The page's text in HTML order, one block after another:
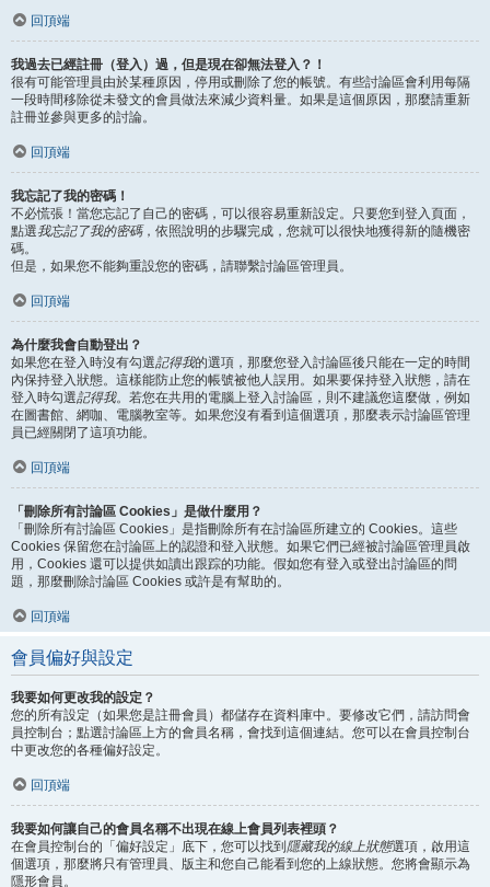
回頂端
我過去已經註冊（登入）過，但是現在卻無法登入？！
很有可能管理員由於某種原因，停用或刪除了您的帳號。有些討論區會利用每隔
一段時間移除從未發文的會員做法來減少資料量。如果是這個原因，那麼請重新
註冊並參與更多的討論。
回頂端
我忘記了我的密碼！
不必慌張！當您忘記了自己的密碼，可以很容易重新設定。只要您到登入頁面，
點選我忘記了我的密碼，依照說明的步驟完成，您就可以很快地獲得新的隨機密
碼。
但是，如果您不能夠重設您的密碼，請聯繫討論區管理員。
回頂端
為什麼我會自動登出？
如果您在登入時沒有勾選記得我的選項，那麼您登入討論區後只能在一定的時間
內保持登入狀態。這樣能防止您的帳號被他人誤用。如果要保持登入狀態，請在
登入時勾選記得我。若您在共用的電腦上登入討論區，則不建議您這麼做，例如
在圖書館、網咖、電腦教室等。如果您沒有看到這個選項，那麼表示討論區管理
員已經關閉了這項功能。
回頂端
「刪除所有討論區 Cookies」是做什麼用？
「刪除所有討論區 Cookies」是指刪除所有在討論區所建立的 Cookies。這些
Cookies 保留您在討論區上的認證和登入狀態。如果它們已經被討論區管理員啟
用，Cookies 還可以提供如讀出跟踪的功能。假如您有登入或登出討論區的問
題，那麼刪除討論區 Cookies 或許是有幫助的。
回頂端
會員偏好與設定
我要如何更改我的設定？
您的所有設定（如果您是註冊會員）都儲存在資料庫中。要修改它們，請訪問會
員控制台；點選討論區上方的會員名稱，會找到這個連結。您可以在會員控制台
中更改您的各種偏好設定。
回頂端
我要如何讓自己的會員名稱不出現在線上會員列表裡頭？
在會員控制台的「偏好設定」底下，您可以找到 隱藏我的線上狀態選項，啟用這
個選項，那麼將只有管理員、版主和您自己能看到您的上線狀態。您將會顯示為
隱形會員。